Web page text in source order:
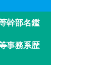
幹部名鑑
事務系歴